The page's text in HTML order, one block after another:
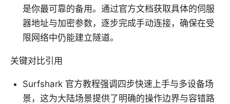
是你最可靠的备用。通过官方文档获取具体的伺服
器地址与加密参数，逐步完成手动连接，确保在受
限网络中仍能建立隧道。
关键对比引用
Surfshark 官方教程强调四步快速上手与多设备场
景，这为大陆场景提供了明确的操作边界与容错路